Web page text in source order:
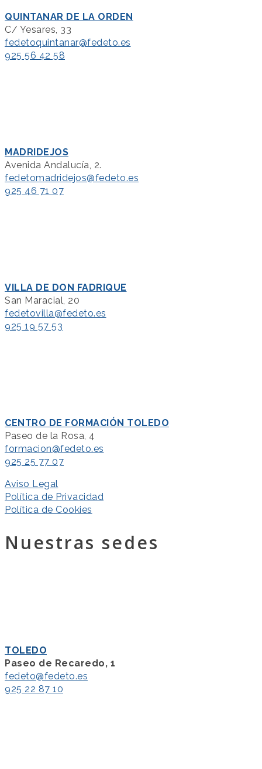
QUINTANAR DE LA ORDEN
C/ Yesares, 33
fedetoquintanar@fedeto.es
925 56 42 58
MADRIDEJOS
Avenida Andalucía, 2.
fedetomadridejos@fedeto.es
925 46 71 07
VILLA DE DON FADRIQUE
San Maracial, 20
fedetovilla@fedeto.es
925 19 57 53
CENTRO DE FORMACIÓN TOLEDO
Paseo de la Rosa, 4
formacion@fedeto.es
925 25 77 07
Aviso Legal
Política de Privacidad
Política de Cookies
Nuestras sedes
TOLEDO
Paseo de Recaredo, 1
fedeto@fedeto.es
925 22 87 10